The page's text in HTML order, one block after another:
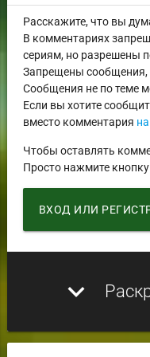
Расскажите, что вы
В комментариях
сериям, но разрешены
Запрещены
Сообщения не по теме
Если вы хотите
вместо комментария
Чтобы оставлять
Просто нажмите
ВХОД ИЛИ
expand_more